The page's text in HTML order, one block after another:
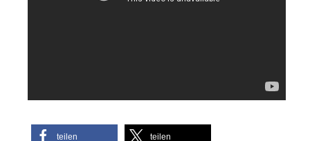
teilen teilen